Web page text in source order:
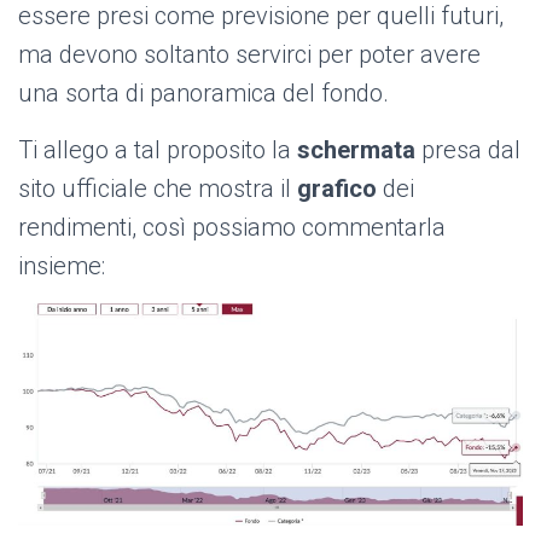
essere presi come previsione per quelli futuri,
ma devono soltanto servirci per poter avere
una sorta di panoramica del fondo.
Ti allego a tal proposito la schermata presa dal
sito ufficiale che mostra il grafico dei
rendimenti, così possiamo commentarla
insieme: